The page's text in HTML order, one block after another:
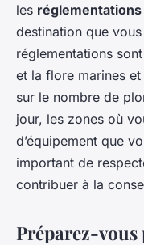
les
destination que
réglementations
et la flore marines
sur le nombre de
jour, les zones où
d’équipement que
important de
contribuer à la
Préparez-